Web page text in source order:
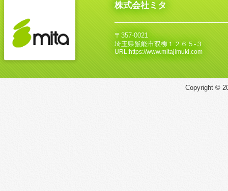
株式会社ミタ
〒357-0021
埼玉県飯能市双柳１２６５‐３
URL:https://www.mitajimuki.com
Copyright ©